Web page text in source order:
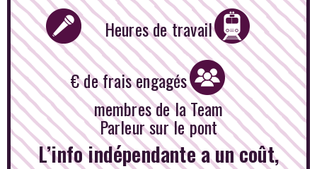
Heures de travail
€ de frais engagés
membres de la Team
Parleur sur le pont
L’info indépendante a un coût,